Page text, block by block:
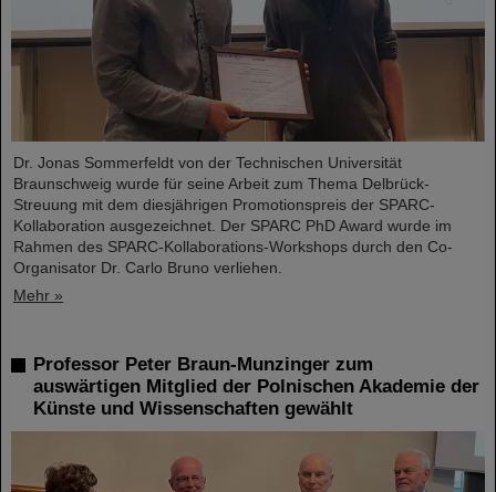
Dr. Jonas Sommerfeldt von der Technischen Universität
Braunschweig wurde für seine Arbeit zum Thema Delbrück-
Streuung mit dem diesjährigen Promotionspreis der SPARC-
Kollaboration ausgezeichnet. Der SPARC PhD Award wurde im
Rahmen des SPARC-Kollaborations-Workshops durch den Co-
Organisator Dr. Carlo Bruno verliehen.
Mehr »
Professor Peter Braun-Munzinger zum
auswärtigen Mitglied der Polnischen Akademie der
Künste und Wissenschaften gewählt